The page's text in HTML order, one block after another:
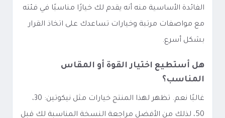
الفائدة الأساسية منه أنه يقدم لك خيارًا مناسبًا في فئته
مع مواصفات مرتبة وخيارات تساعدك على اتخاذ القرار
بشكل أسرع.
هل أستطيع اختيار القوة أو المقاس
المناسب؟
غالبًا نعم. تظهر لهذا المنتج خيارات مثل نيكوتين: 30،
50، لذلك من الأفضل مراجعة النسخة المناسبة لك قبل